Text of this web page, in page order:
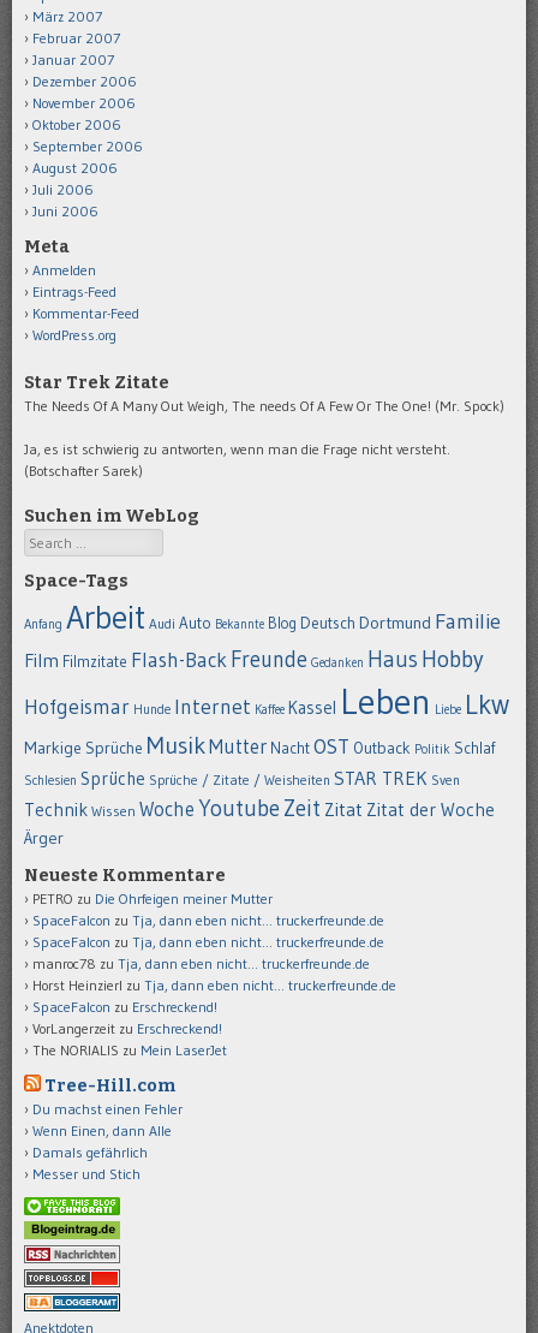
März 2007
Februar 2007
Januar 2007
Dezember 2006
November 2006
Oktober 2006
September 2006
August 2006
Juli 2006
Juni 2006
Meta
Anmelden
Eintrags-Feed
Kommentar-Feed
WordPress.org
Star Trek Zitate
The Needs Of A Many Out Weigh, The needs Of A Few Or The One! (Mr. Spock)
Ja, es ist schwierig zu antworten, wenn man die Frage nicht versteht.
(Botschafter Sarek)
Suchen im WebLog
Search
Space-Tags
Anfang Arbeit Audi Auto Bekannte Blog Deutsch Dortmund Familie
Film Filmzitate Flash-BackFreunde Gedanken Haus Hobby
Hofgeismar Hunde Internet Kaffee Kassel Leben Liebe Lkw
Markige Sprüche MusikMutter NachtOST Outback Politik Schlaf
Schlesien Sprüche Sprüche / Zitate / Weisheiten STAR TREK Sven
Technik Wissen Woche Youtube Zeit Zitat Zitat der Woche
Ärger
Neueste Kommentare
PETRO zu Die Ohrfeigen meiner Mutter
SpaceFalcon zu Tja, dann eben nicht… truckerfreunde.de
SpaceFalcon zu Tja, dann eben nicht… truckerfreunde.de
manroc78 zu Tja, dann eben nicht… truckerfreunde.de
Horst Heinzierl zu Tja, dann eben nicht… truckerfreunde.de
SpaceFalcon zu Erschreckend!
VorLangerzeit zu Erschreckend!
The NORIALIS zu Mein LaserJet
Tree-Hill.com
Du machst einen Fehler
Wenn Einen, dann Alle
Damals gefährlich
Messer und Stich
Anektdoten